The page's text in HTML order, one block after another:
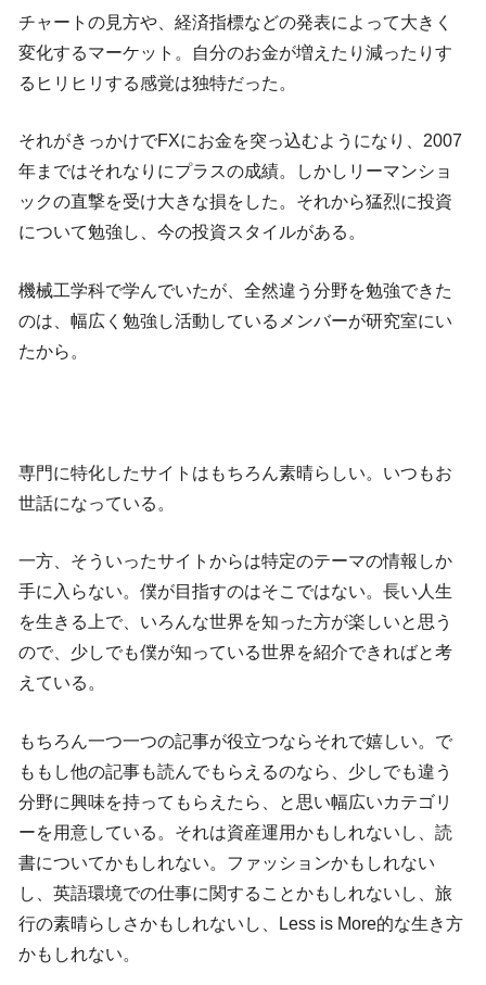
チャートの見方や、経済指標などの発表によって大きく
変化するマーケット。自分のお金が増えたり減ったりす
るヒリヒリする感覚は独特だった。
それがきっかけでFXにお金を突っ込むようになり、2007
年まではそれなりにプラスの成績。しかしリーマンショ
ックの直撃を受け大きな損をした。それから猛烈に投資
について勉強し、今の投資スタイルがある。
機械工学科で学んでいたが、全然違う分野を勉強できた
のは、幅広く勉強し活動しているメンバーが研究室にい
たから。
専門に特化したサイトはもちろん素晴らしい。いつもお
世話になっている。
一方、そういったサイトからは特定のテーマの情報しか
手に入らない。僕が目指すのはそこではない。長い人生
を生きる上で、いろんな世界を知った方が楽しいと思う
ので、少しでも僕が知っている世界を紹介できればと考
えている。
もちろん一つ一つの記事が役立つならそれで嬉しい。で
ももし他の記事も読んでもらえるのなら、少しでも違う
分野に興味を持ってもらえたら、と思い幅広いカテゴリ
ーを用意している。それは資産運用かもしれないし、読
書についてかもしれない。ファッションかもしれない
し、英語環境での仕事に関することかもしれないし、旅
行の素晴らしさかもしれないし、Less is More的な生き方
かもしれない。